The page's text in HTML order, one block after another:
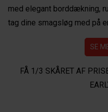
med elegant borddækning,
tag dine smagsløg med på
SE
FÅ 1/3 SKÅRET AF